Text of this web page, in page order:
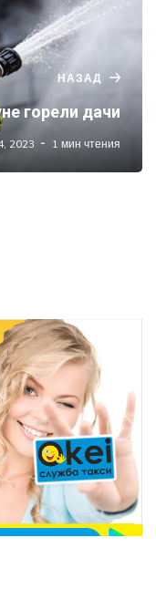
НАЗАД
горели дачи
2023 1 мин чтения